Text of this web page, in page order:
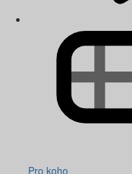
Pro koho